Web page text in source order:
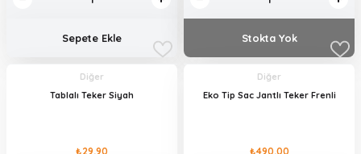
Sepete Ekle Stokta Yok
Diğer
Tablalı Teker Siyah
₺29,90
Diğer
Eko Tip Sac Jantlı Teker Frenli
₺490,00